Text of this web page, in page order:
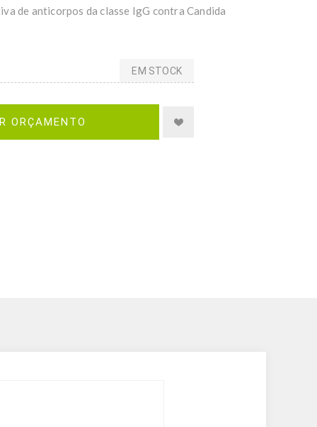
de anticorpos da classe IgG contra Candida
EM STOCK
ORÇAMENTO